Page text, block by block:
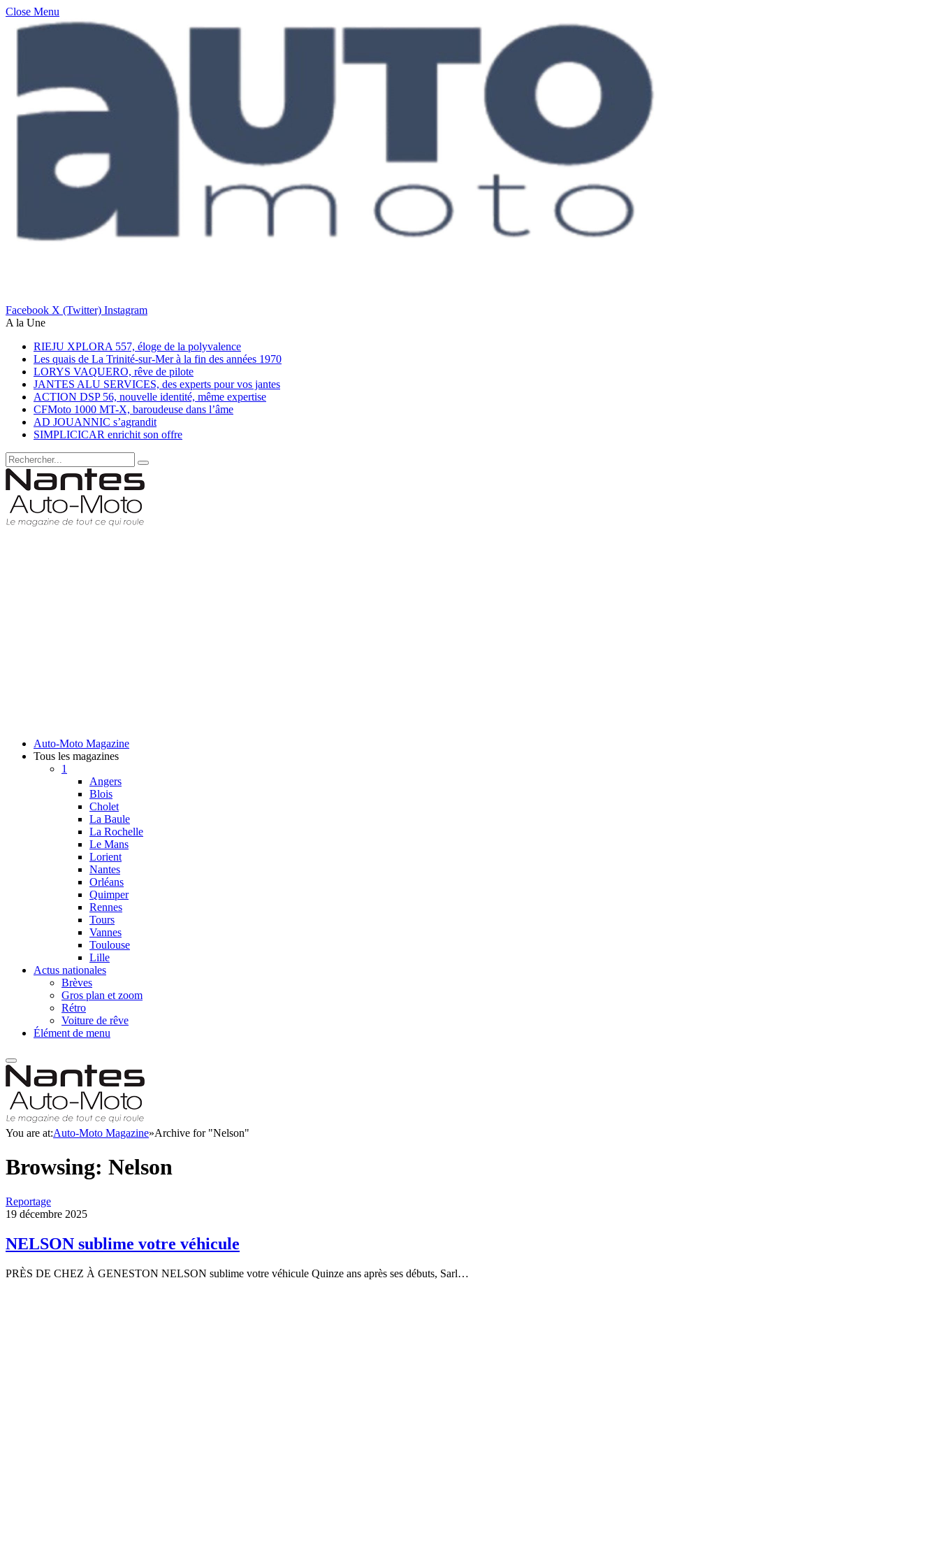
Close Menu
Facebook X (Twitter) Instagram
A la Une
RIEJU XPLORA 557, éloge de la polyvalence
Les quais de La Trinité-sur-Mer à la fin des années 1970
LORYS VAQUERO, rêve de pilote
JANTES ALU SERVICES, des experts pour vos jantes
ACTION DSP 56, nouvelle identité, même expertise
CFMoto 1000 MT-X, baroudeuse dans l’âme
AD JOUANNIC s’agrandit
SIMPLICICAR enrichit son offre
Auto-Moto Magazine
Tous les magazines
1
Angers
Blois
Cholet
La Baule
La Rochelle
Le Mans
Lorient
Nantes
Orléans
Quimper
Rennes
Tours
Vannes
Toulouse
Lille
Actus nationales
Brèves
Gros plan et zoom
Rétro
Voiture de rêve
Élément de menu
You are at:Auto-Moto Magazine»Archive for "Nelson"
Browsing: Nelson
Reportage
19 décembre 2025
NELSON sublime votre véhicule
PRÈS DE CHEZ À GENESTON NELSON sublime votre véhicule Quinze ans après ses débuts, Sarl…